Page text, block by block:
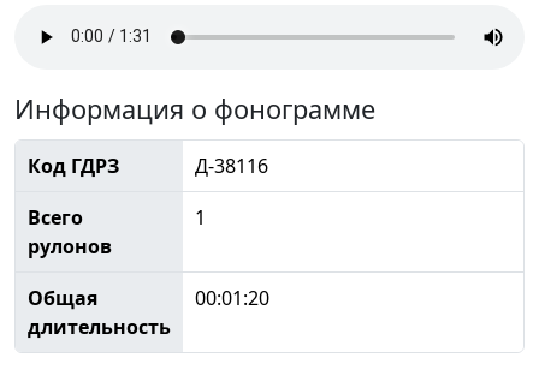
Информация о фонограмме
Код ГДРЗ
Д-38116
Всего
рулонов
1
Общая
длительность
00:01:20